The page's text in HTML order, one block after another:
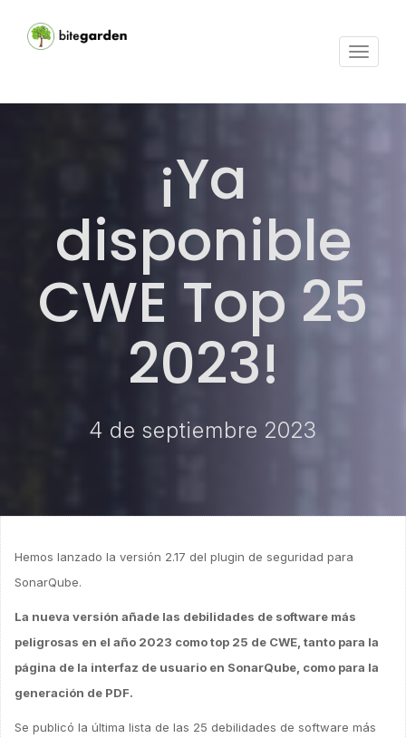
Activar
¡Ya
disponible
CWE Top 25
2023!
4 de septiembre 2023
Hemos lanzado la versión 2.17 del plugin de seguridad para
SonarQube.
La nueva versión añade las debilidades de software más
peligrosas en el año 2023 como top 25 de CWE, tanto para la
página de la interfaz de usuario en SonarQube, como para la
generación de PDF.
Se publicó la última lista de las 25 debilidades de software más